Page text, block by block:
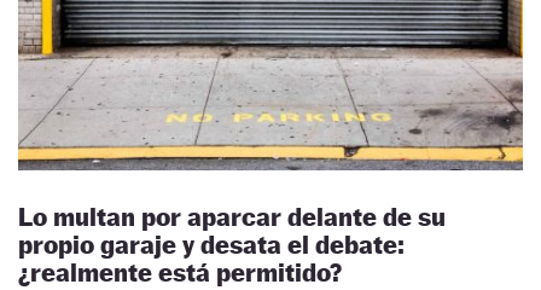
Lo multan por aparcar delante de su
propio garaje y desata el debate:
¿realmente está permitido?